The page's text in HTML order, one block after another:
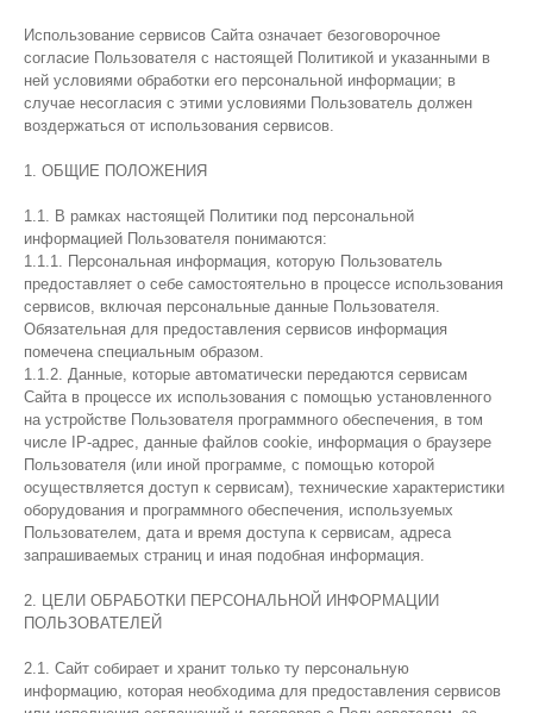
Использование сервисов Сайта означает безоговорочное
согласие Пользователя с настоящей Политикой и указанными в
ней условиями обработки его персональной информации; в
случае несогласия с этими условиями Пользователь должен
воздержаться от использования сервисов.
1. ОБЩИЕ ПОЛОЖЕНИЯ
1.1. В рамках настоящей Политики под персональной
информацией Пользователя понимаются:
1.1.1. Персональная информация, которую Пользователь
предоставляет о себе самостоятельно в процессе использования
сервисов, включая персональные данные Пользователя.
Обязательная для предоставления сервисов информация
помечена специальным образом.
1.1.2. Данные, которые автоматически передаются сервисам
Сайта в процессе их использования с помощью установленного
на устройстве Пользователя программного обеспечения, в том
числе IP-адрес, данные файлов cookie, информация о браузере
Пользователя (или иной программе, с помощью которой
осуществляется доступ к сервисам), технические характеристики
оборудования и программного обеспечения, используемых
Пользователем, дата и время доступа к сервисам, адреса
запрашиваемых страниц и иная подобная информация.
2. ЦЕЛИ ОБРАБОТКИ ПЕРСОНАЛЬНОЙ ИНФОРМАЦИИ
ПОЛЬЗОВАТЕЛЕЙ
2.1. Сайт собирает и хранит только ту персональную
информацию, которая необходима для предоставления сервисов